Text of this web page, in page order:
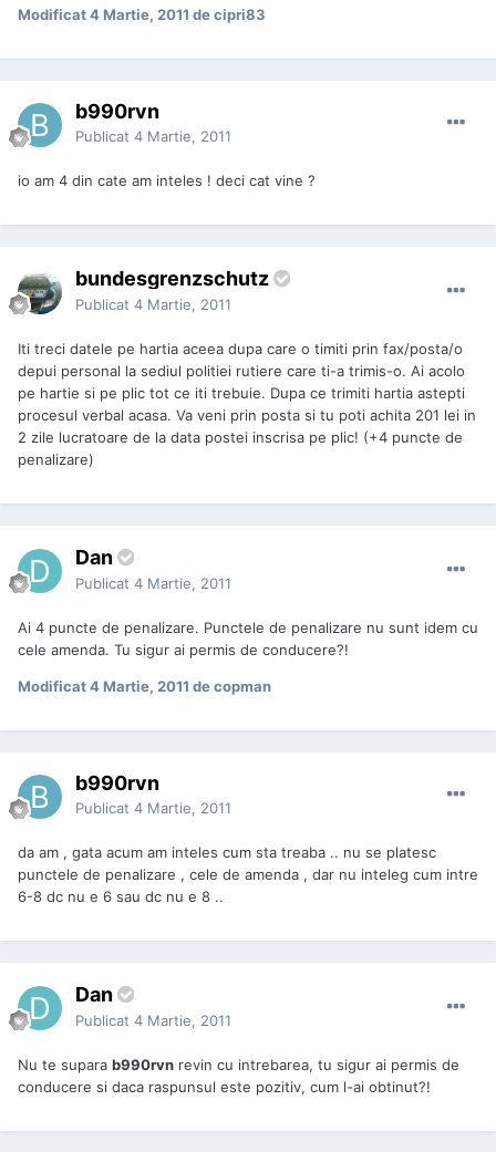
Modificat4 Martie, 2011 de cipri83
b990rvn
Publicat 4 Martie, 2011
io am 4 din cate am inteles ! deci cat vine ?
bundesgrenzschutz
Publicat 4 Martie, 2011
Iti treci datele pe hartia aceea dupa care o timiti prin fax/posta/o
depui personal la sediul politiei rutiere care ti-a trimis-o. Ai acolo
pe hartie si pe plic tot ce iti trebuie. Dupa ce trimiti hartia astepti
procesul verbal acasa. Va veni prin posta si tu poti achita 201 lei in
2 zile lucratoare de la data postei inscrisa pe plic! (+4 puncte de
penalizare)
Dan
Publicat 4 Martie, 2011
Ai 4 puncte de penalizare. Punctele de penalizare nu sunt idem cu
cele amenda. Tu sigur ai permis de conducere?!
Modificat4 Martie, 2011 de copman
b990rvn
Publicat 4 Martie, 2011
da am , gata acum am inteles cum sta treaba .. nu se platesc
punctele de penalizare , cele de amenda , dar nu inteleg cum intre
6-8 dc nu e 6 sau dc nu e 8 ..
Dan
Publicat 4 Martie, 2011
Nu te supara b990rvn revin cu intrebarea, tu sigur ai permis de
conducere si daca raspunsul este pozitiv, cum l-ai obtinut?!